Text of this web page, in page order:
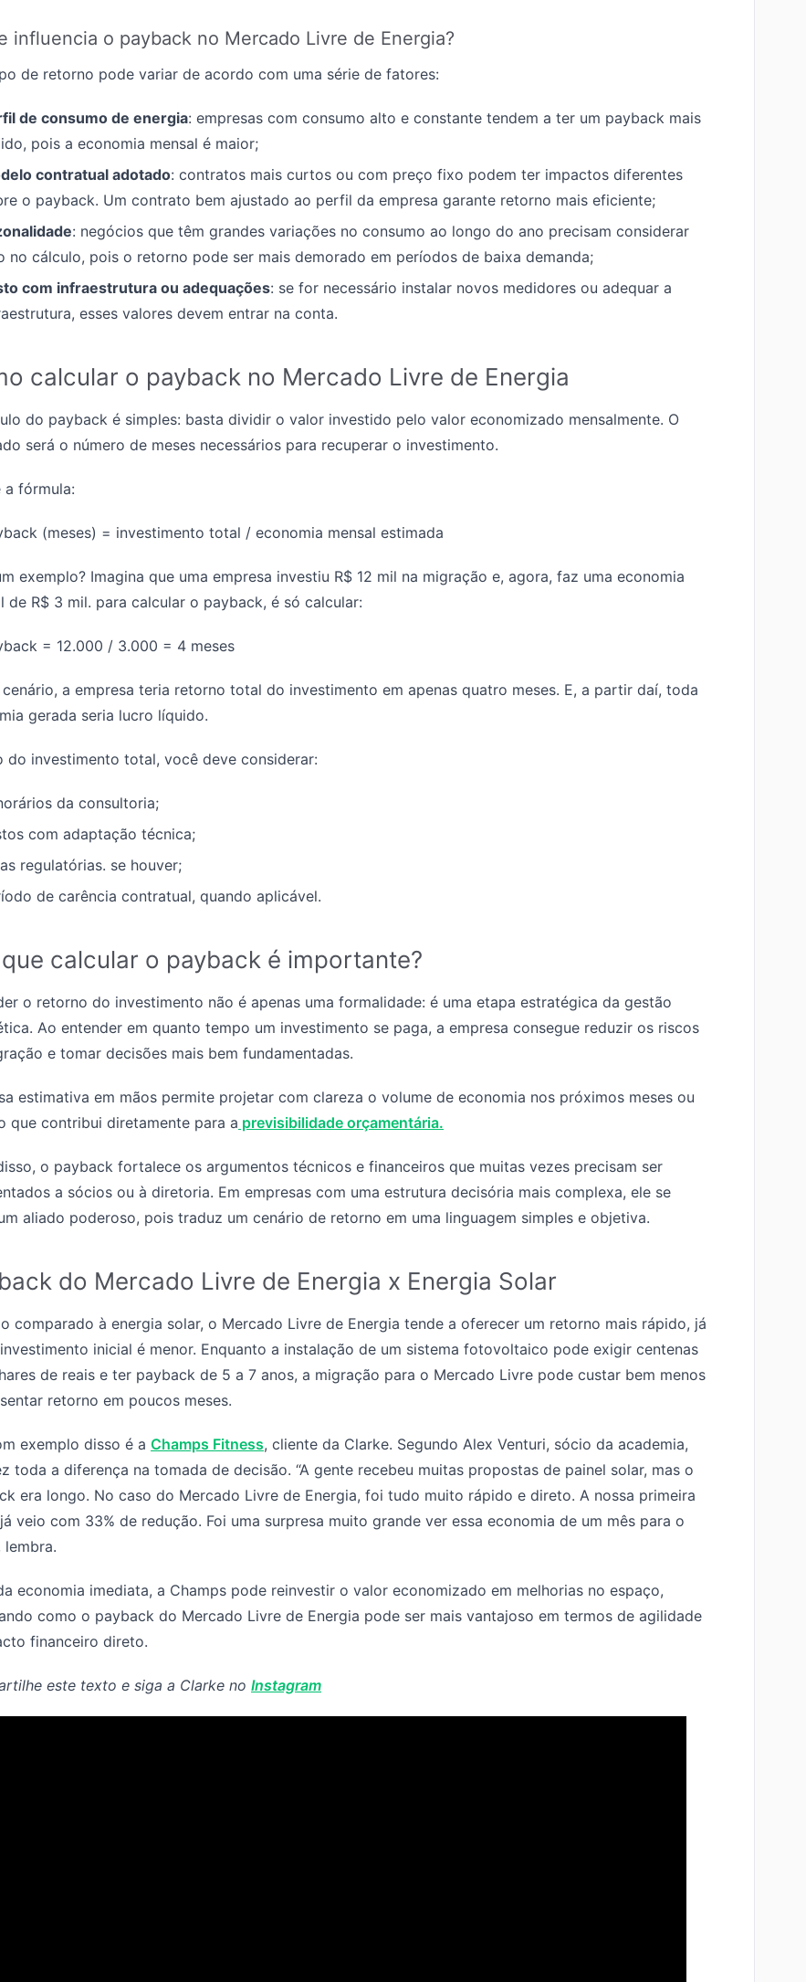
influencia o payback no Mercado Livre de Energia?
de retorno pode variar de acordo com uma série de fatores:
de consumo de energia: empresas com consumo alto e constante tendem a ter um payback mais
pois a economia mensal é maior;
contratual adotado: contratos mais curtos ou com preço fixo podem ter impactos diferentes
o payback. Um contrato bem ajustado ao perfil da empresa garante retorno mais eficiente;
: negócios que têm grandes variações no consumo ao longo do ano precisam considerar
no cálculo, pois o retorno pode ser mais demorado em períodos de baixa demanda;
com infraestrutura ou adequações: se for necessário instalar novos medidores ou adequar a
esses valores devem entrar na conta.
calcular o payback no Mercado Livre de Energia
do payback é simples: basta dividir o valor investido pelo valor economizado mensalmente. O
será o número de meses necessários para recuperar o investimento.
a fórmula:
(meses) = investimento total / economia mensal estimada
exemplo? Imagina que uma empresa investiu R$ 12 mil na migração e, agora, faz uma economia
de R$ 3 mil. para calcular o payback, é só calcular:
= 12.000 / 3.000 = 4 meses
cenário, a empresa teria retorno total do investimento em apenas quatro meses. E, a partir daí, toda
gerada seria lucro líquido.
do investimento total, você deve considerar:
da consultoria;
com adaptação técnica;
regulatórias. se houver;
de carência contratual, quando aplicável.
calcular o payback é importante?
o retorno do investimento não é apenas uma formalidade: é uma etapa estratégica da gestão
Ao entender em quanto tempo um investimento se paga, a empresa consegue reduzir os riscos
e tomar decisões mais bem fundamentadas.
estimativa em mãos permite projetar com clareza o volume de economia nos próximos meses ou
que contribui diretamente para a previsibilidade orçamentária.
o payback fortalece os argumentos técnicos e financeiros que muitas vezes precisam ser
a sócios ou à diretoria. Em empresas com uma estrutura decisória mais complexa, ele se
aliado poderoso, pois traduz um cenário de retorno em uma linguagem simples e objetiva.
do Mercado Livre de Energia x Energia Solar
comparado à energia solar, o Mercado Livre de Energia tende a oferecer um retorno mais rápido, já
inicial é menor. Enquanto a instalação de um sistema fotovoltaico pode exigir centenas
de reais e ter payback de 5 a 7 anos, a migração para o Mercado Livre pode custar bem menos
retorno em poucos meses.
exemplo disso é a Champs Fitness, cliente da Clarke. Segundo Alex Venturi, sócio da academia,
toda a diferença na tomada de decisão. “A gente recebeu muitas propostas de painel solar, mas o
era longo. No caso do Mercado Livre de Energia, foi tudo muito rápido e direto. A nossa primeira
veio com 33% de redução. Foi uma surpresa muito grande ver essa economia de um mês para o
lembra.
economia imediata, a Champs pode reinvestir o valor economizado em melhorias no espaço,
como o payback do Mercado Livre de Energia pode ser mais vantajoso em termos de agilidade
financeiro direto.
este texto e siga a Clarke no Instagram